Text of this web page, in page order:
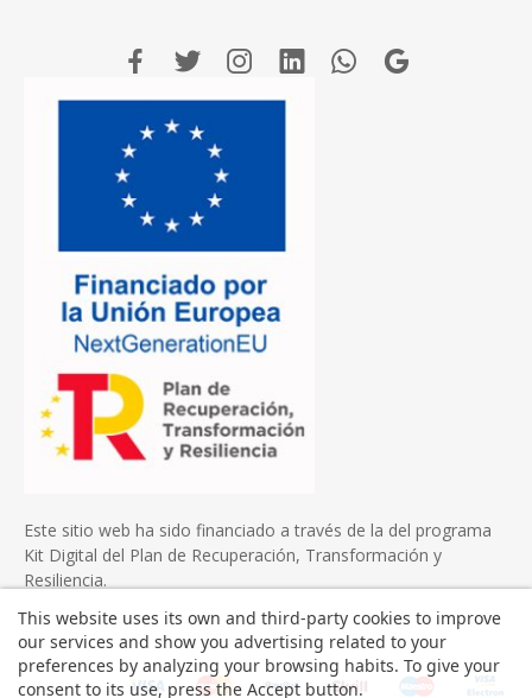
Este sitio web ha sido financiado a través de la del programa
Kit Digital del Plan de Recuperación, Transformación y
Resiliencia.
This website uses its own and third-party cookies to improve
our services and show you advertising related to your
preferences by analyzing your browsing habits. To give your
consent to its use, press the Accept button.